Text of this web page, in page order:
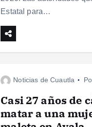
Estatal para…
Noticias de Cuautla
Casi 27 años de
matar a una